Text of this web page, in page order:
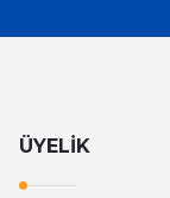
ÜYELİK